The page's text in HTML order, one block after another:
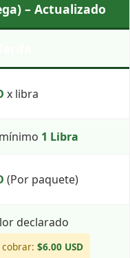
– Actualizado
x libra
1 Libra
(Por paquete)
declarado
$6.00 USD